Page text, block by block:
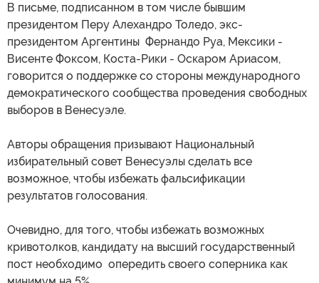
В письме, подписанном в том числе бывшим
президентом Перу Алехандро Толедо, экс-
президентом Аргентины Фернандо Руа, Мексики -
Висенте Фоксом, Коста-Рики - Оскаром Ариасом,
говорится о поддержке со стороны международного
демократического сообщества проведения свободных
выборов в Венесуэле.
Авторы обращения призывают Национальный
избирательный совет Венесуэлы сделать все
возможное, чтобы избежать фальсификации
результатов голосования.
Очевидно, для того, чтобы избежать возможных
кривотолков, кандидату на высший государственный
пост необходимо опередить своего соперника как